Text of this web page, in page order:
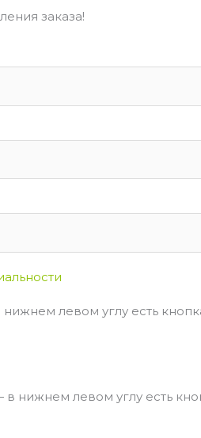
заказа!
левом углу есть
нижнем левом углу есть